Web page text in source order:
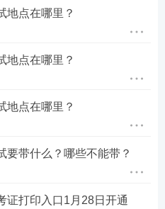
份证件信息如不一致须于
话说明情况，并获确认方
证或临时身份证明原件(须
他证件一律不得入场。
】【 新
地点在哪里？
地点在哪里？
地点在哪里？
要带什么？哪些不能带？
证打印入口1月28日开通